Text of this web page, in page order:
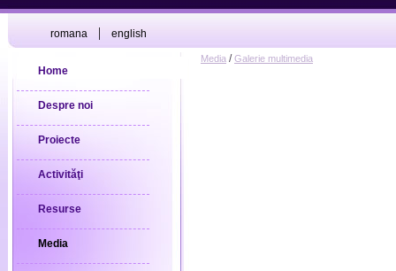
romana | english
Home
Despre noi
Proiecte
Activităţi
Resurse
Media
Media /Galerie multimedia